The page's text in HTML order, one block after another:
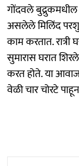
गोंदवले बुद्रुकमधील
असलेले मिलिंद
काम करतात.
सुमारास घरात
करत होते. या
वेळी चार चोरटे